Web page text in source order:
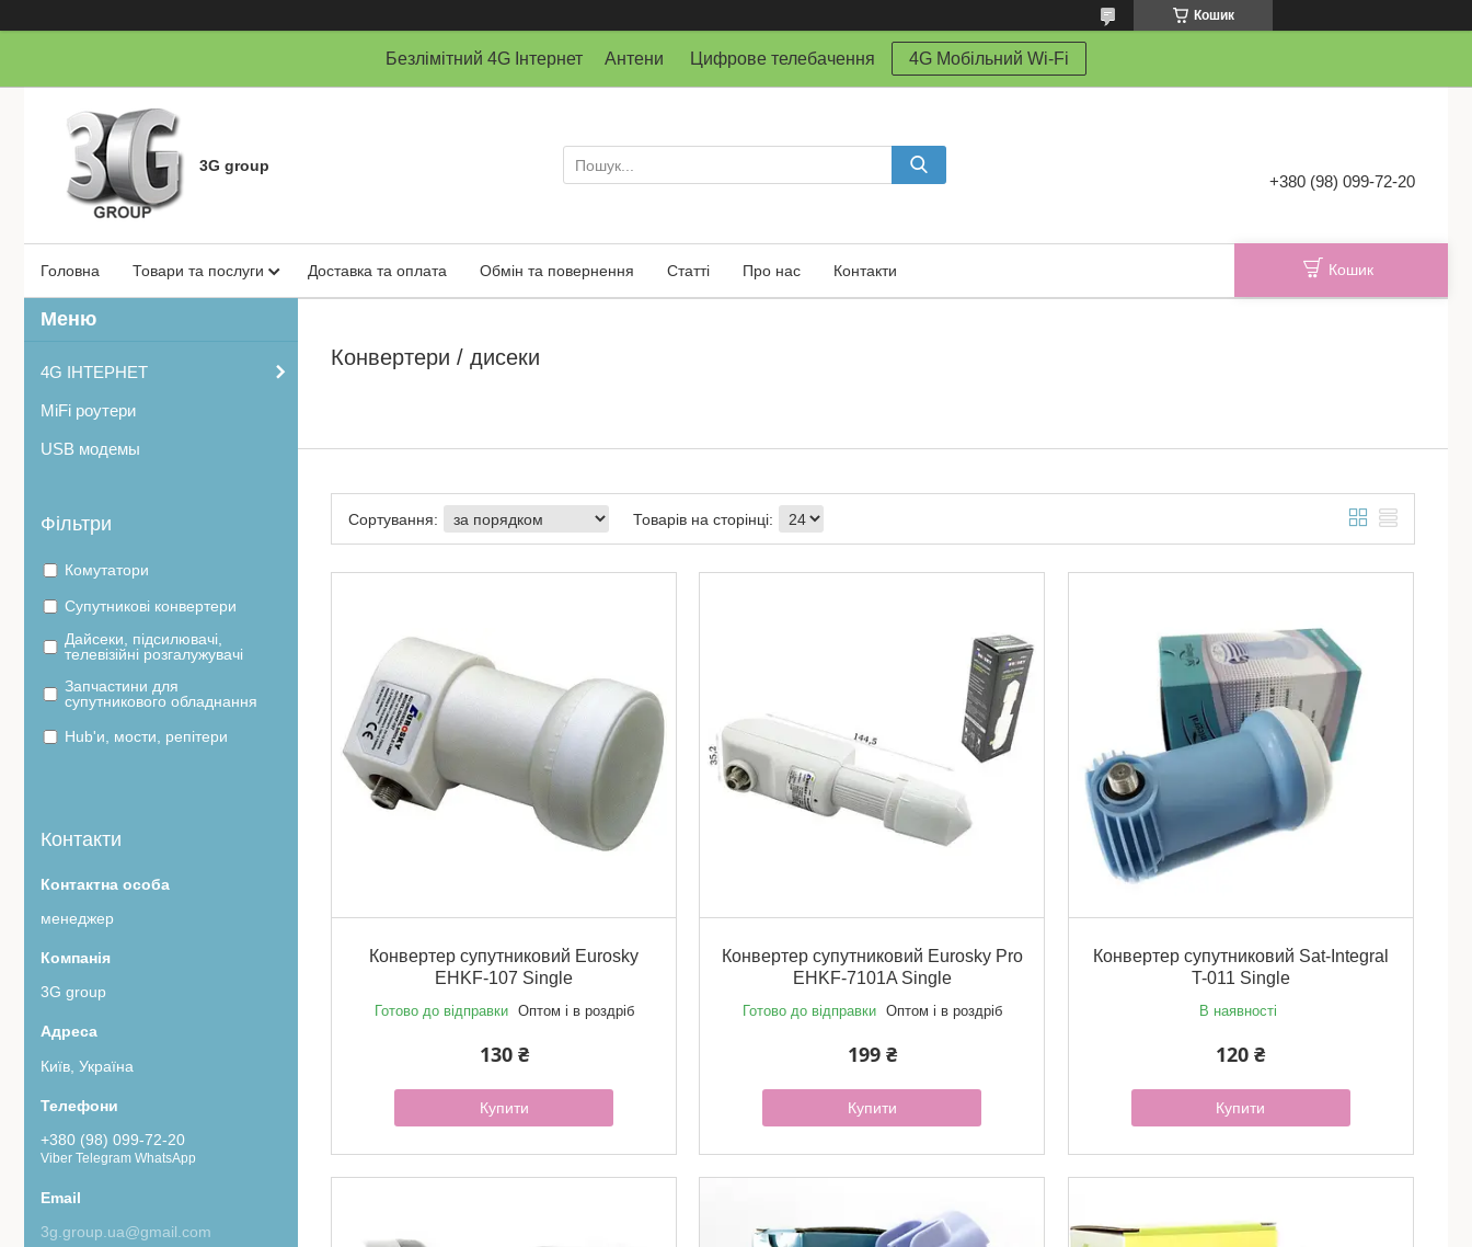
Кошик
Безлімітний 4G Інтернет Антени Цифрове телебачення 4G Мобільний Wi-Fi
3G group
+380 (98) 099-72-20
Головна Товари та послуги Доставка та оплата Обмін та повернення Статті Про нас Контакти Кошик
Конвертери / дисеки
Конвертер супутниковий Eurosky
EHKF-107 Single
Готово до відправки Оптом і в роздріб
130 ₴
Купити
Конвертер супутниковий Eurosky Pro
EHKF-7101A Single
Готово до відправки Оптом і в роздріб
199 ₴
Купити
Конвертер супутниковий Sat-Integral
T-011 Single
В наявності
120 ₴
Купити
4G ІНТЕРНЕТ
MiFi роутери
USB модемы
Фільтри
Комутатори
Супутникові конвертери
Дайсеки, підсилювачі,
телевізійні розгалужувачі
Запчастини для
супутникового обладнання
Hub'и, мости, репітери
Контакти
менеджер
3G group
Київ, Україна
+380 (98) 099-72-20
Viber Telegram WhatsApp
3g.group.ua@gmail.com